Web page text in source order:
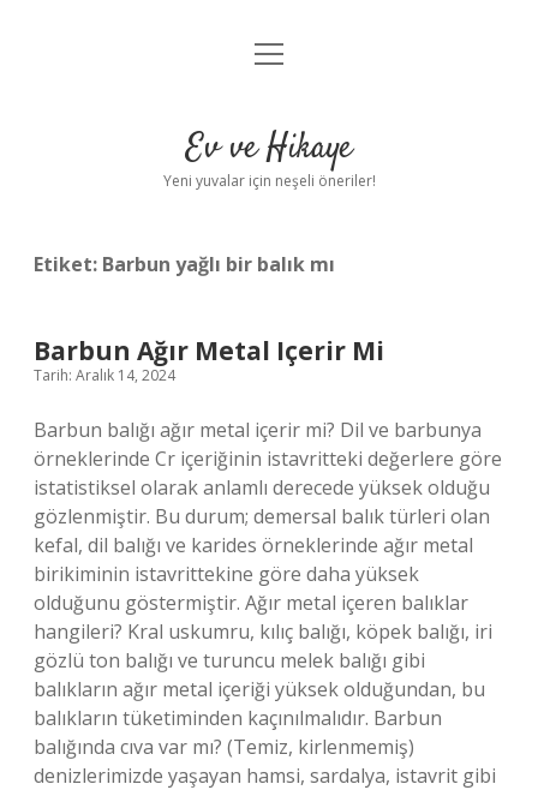
Anasayfa
Yasal Uyarı
menüyü
Ev ve Hikaye
Yeni yuvalar için neşeli öneriler!
Etiket: Barbun yağlı bir balık mı
Barbun Ağır Metal Içerir Mi
Tarih: Aralık 14, 2024
Barbun balığı ağır metal içerir mi? Dil ve barbunya
örneklerinde Cr içeriğinin istavritteki değerlere göre
istatistiksel olarak anlamlı derecede yüksek olduğu
gözlenmiştir. Bu durum; demersal balık türleri olan
kefal, dil balığı ve karides örneklerinde ağır metal
birikiminin istavrittekine göre daha yüksek
olduğunu göstermiştir. Ağır metal içeren balıklar
hangileri? Kral uskumru, kılıç balığı, köpek balığı, iri
gözlü ton balığı ve turuncu melek balığı gibi
balıkların ağır metal içeriği yüksek olduğundan, bu
balıkların tüketiminden kaçınılmalıdır. Barbun
balığında cıva var mı? (Temiz, kirlenmemiş)
denizlerimizde yaşayan hamsi, sardalya, istavrit gibi